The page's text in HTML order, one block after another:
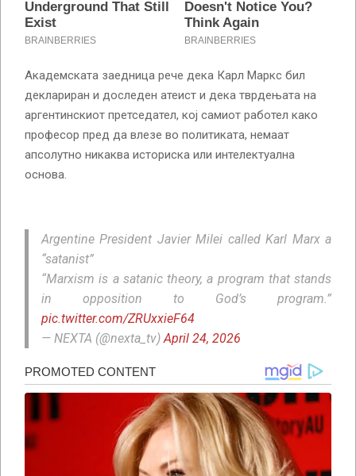
Академската заедница рече дека Карл Маркс бил
деклариран и доследен атеист и дека тврдењата на
аргентинскиот претседател, кој самиот работел како
професор пред да влезе во политиката, немаат
апсолутно никаква историска или интелектуална
основа.
Argentine President Javier Milei called Karl Marx a
“satanist”
“Marxism is a satanic theory, a program that stands
in opposition to God’s program.”
pic.twitter.com/ZRUxxieF64
— NEXTA (@nexta_tv)April 24, 2026